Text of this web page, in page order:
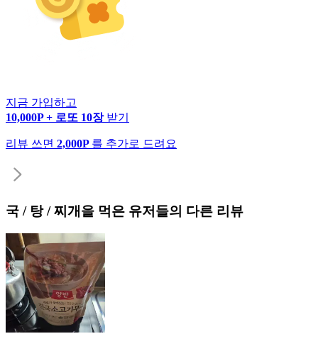
지금 가입하고
10,000P + 로또 10장 받기
리뷰 쓰면 2,000P 를 추가로 드려요
국 / 탕 / 찌개 을 먹은 유저들의 다른 리뷰